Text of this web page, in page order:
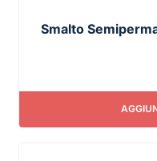
Smalto